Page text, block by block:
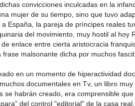
convicciones inculcadas en la
mujer de su tiempo, sino que tuvo
España, la pareja de príncipes reales
del movimiento, muy hostil al hoy
enlace entre cierta aristocracia
frase malsonante dicha por muchos
en un momento de hiperactividad
documentales en Tv, un libro
se habrán creado, era comprensible
del control "editorial" de la casa